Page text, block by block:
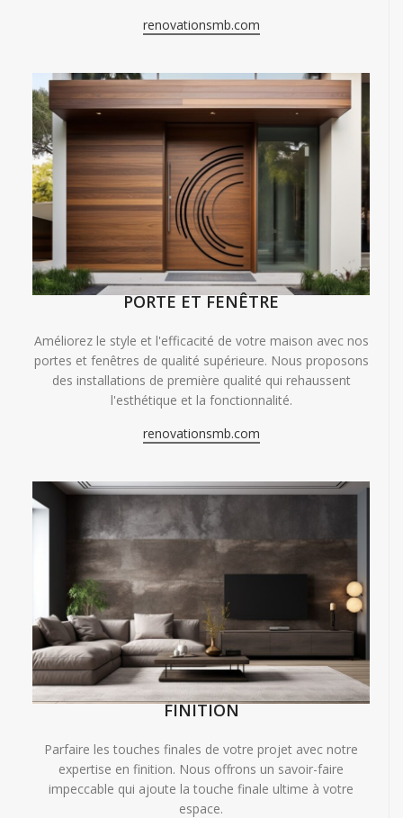
renovationsmb.com
PORTE ET FENÊTRE
Améliorez le style et l'efficacité de votre maison avec nos
portes et fenêtres de qualité supérieure. Nous proposons
des installations de première qualité qui rehaussent
l'esthétique et la fonctionnalité.
renovationsmb.com
FINITION
Parfaire les touches finales de votre projet avec notre
expertise en finition. Nous offrons un savoir-faire
impeccable qui ajoute la touche finale ultime à votre
espace.